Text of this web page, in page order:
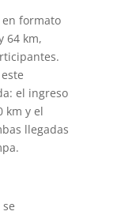
en formato
64 km,
el ingreso
km y el
llegadas